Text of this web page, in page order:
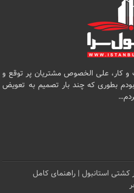
کار، علی الخصوص مشتریان پر توقع و
بطوری که چند بار تصمیم به تعویض
برتر کشتی استانبول | راهنمای کامل